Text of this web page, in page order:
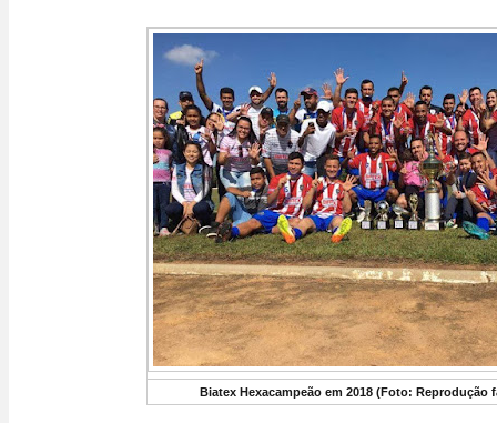
Biatex Hexacampeão em 2018 (Foto: Reprodução